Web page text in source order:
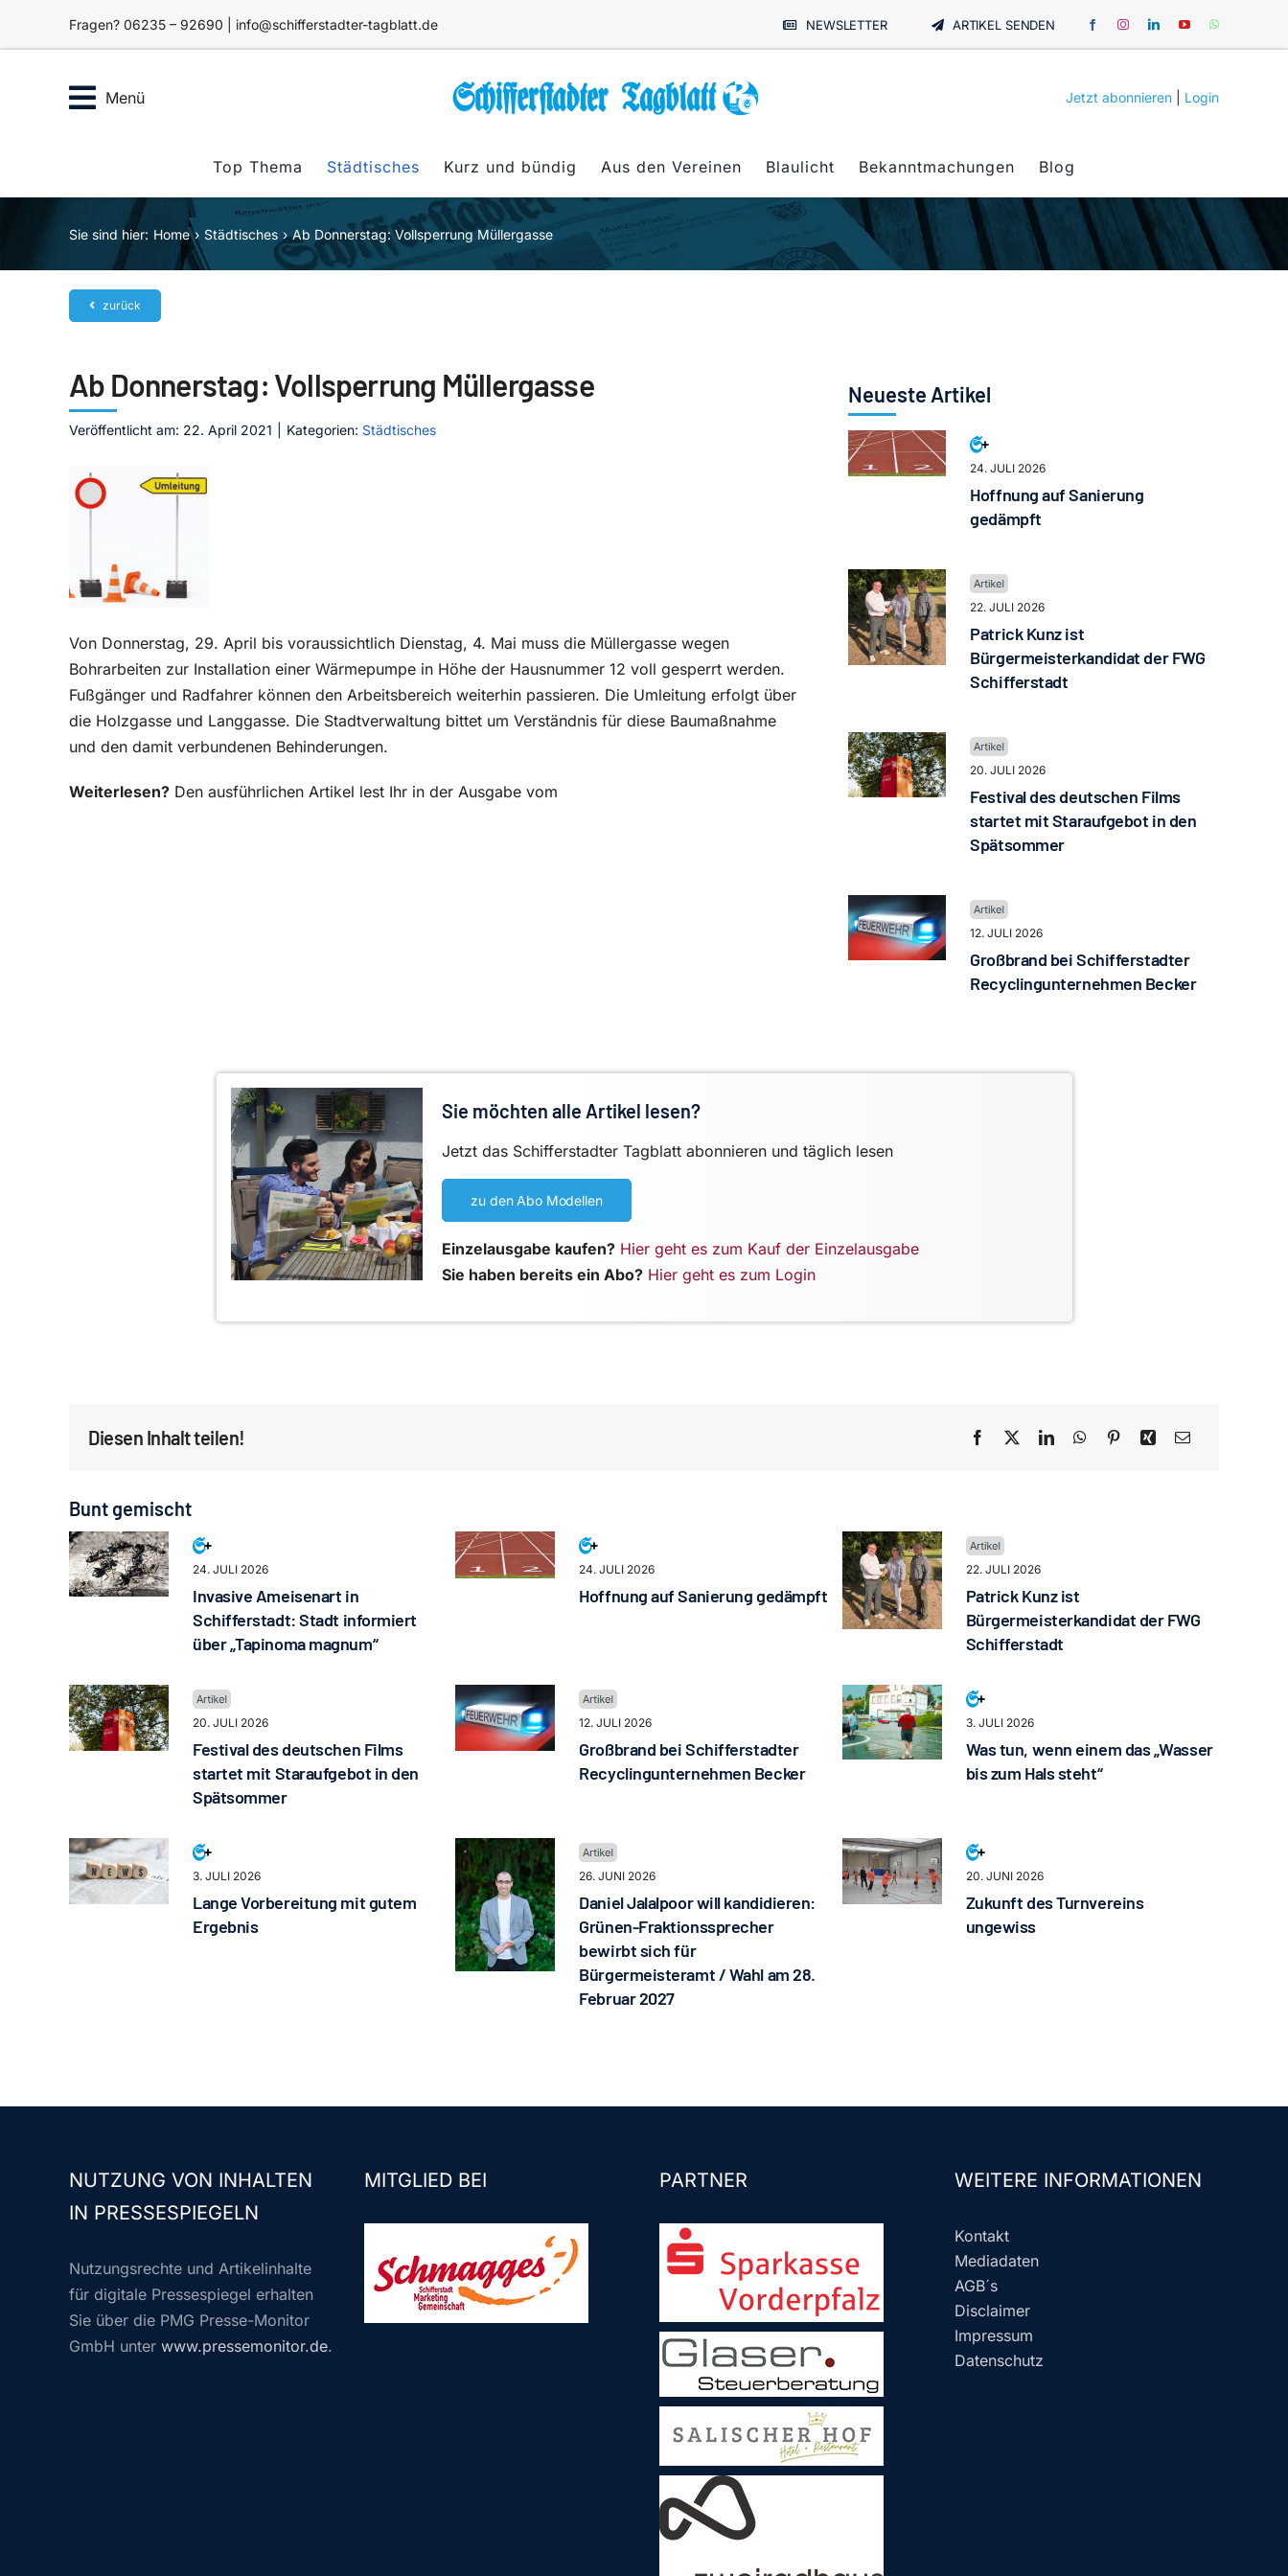
Fragen? 06235 – 92690 | info@schifferstadter-tagblatt.de NEWSLETTER ARTIKEL SENDEN
Menü Jetzt abonnieren Login
Top Thema Städtisches Kurz und bündig Aus den Vereinen Blaulicht Bekanntmachungen Blog
Sie sind hier: Home Städtisches Ab Donnerstag: Vollsperrung Müllergasse
zurück
Ab Donnerstag: Vollsperrung Müllergasse
Veröffentlicht am: 22. April 2021 Kategorien: Städtisches
Von Donnerstag, 29. April bis voraussichtlich Dienstag, 4. Mai muss die Müllergasse wegen
Bohrarbeiten zur Installation einer Wärmepumpe in Höhe der Hausnummer 12 voll gesperrt werden.
Fußgänger und Radfahrer können den Arbeitsbereich weiterhin passieren. Die Umleitung erfolgt über
die Holzgasse und Langgasse. Die Stadtverwaltung bittet um Verständnis für diese Baumaßnahme
und den damit verbundenen Behinderungen.
Weiterlesen? Den ausführlichen Artikel lest Ihr in der Ausgabe vom
Neueste Artikel
24. JULI 2026
Hoffnung auf Sanierung
gedämpft
22. JULI 2026
Patrick Kunz ist
Bürgermeisterkandidat der FWG
Schifferstadt
20. JULI 2026
Festival des deutschen Films
startet mit Staraufgebot in den
Spätsommer
12. JULI 2026
Großbrand bei Schifferstadter
Recyclingunternehmen Becker
Sie möchten alle Artikel lesen?
Jetzt das Schifferstadter Tagblatt abonnieren und täglich lesen
zu den Abo Modellen
Einzelausgabe kaufen? Hier geht es zum Kauf der Einzelausgabe
Sie haben bereits ein Abo? Hier geht es zum Login
Diesen Inhalt teilen!
Bunt gemischt
24. JULI 2026
Invasive Ameisenart in
Schifferstadt: Stadt informiert
über „Tapinoma magnum“
24. JULI 2026
Hoffnung auf Sanierung gedämpft
22. JULI 2026
Patrick Kunz ist
Bürgermeisterkandidat der FWG
Schifferstadt
20. JULI 2026
Festival des deutschen Films
startet mit Staraufgebot in den
Spätsommer
12. JULI 2026
Großbrand bei Schifferstadter
Recyclingunternehmen Becker
3. JULI 2026
Was tun, wenn einem das „Wasser
bis zum Hals steht“
3. JULI 2026
Lange Vorbereitung mit gutem
Ergebnis
26. JUNI 2026
Daniel Jalalpoor will kandidieren:
Grünen-Fraktionssprecher
bewirbt sich für
Bürgermeisteramt / Wahl am 28.
Februar 2027
20. JUNI 2026
Zukunft des Turnvereins
ungewiss
NUTZUNG VON INHALTEN
IN PRESSESPIEGELN
Nutzungsrechte und Artikelinhalte
für digitale Pressespiegel erhalten
Sie über die PMG Presse-Monitor
GmbH unter www.pressemonitor.de.
MITGLIED BEI PARTNER WEITERE INFORMATIONEN
Kontakt
Mediadaten
AGB´s
Disclaimer
Impressum
Datenschutz